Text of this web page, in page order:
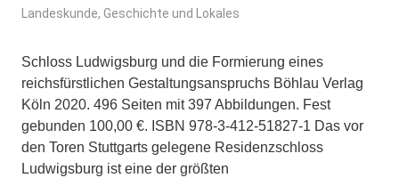
Landeskunde, Geschichte und Lokales
Schloss Ludwigsburg und die Formierung eines
reichsfürstlichen Gestaltungsanspruchs Böhlau Verlag
Köln 2020. 496 Seiten mit 397 Abbildungen. Fest
gebunden 100,00 €. ISBN 978-3-412-51827-1 Das vor
den Toren Stuttgarts gelegene Residenzschloss
Ludwigsburg ist eine der größten